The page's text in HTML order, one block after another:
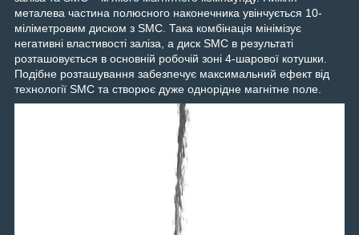
металева частина полюсного наконечника увінчується 10-
міліметровим диском з SMC. Така комбінація мінімізує
негативні властивості заліза, а диск SMC в результаті
розташовується в основній робочій зоні 4-шарової котушки.
Подібне розташування забезпечує максимальний ефект від
технології SMC та створює дуже однорідне магнітне поле.